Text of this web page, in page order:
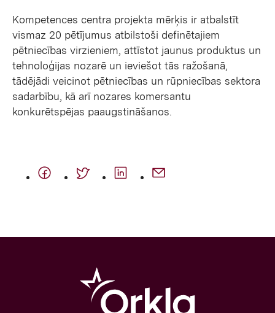
Kompetences centra projekta mērķis ir atbalstīt
vismaz 20 pētījumus atbilstoši definētajiem
pētniecības virzieniem, attīstot jaunus produktus un
tehnoloģijas nozarē un ieviešot tās ražošanā,
tādējādi veicinot pētniecības un rūpniecības sektora
sadarbību, kā arī nozares komersantu
konkurētspējas paaugstināšanos.